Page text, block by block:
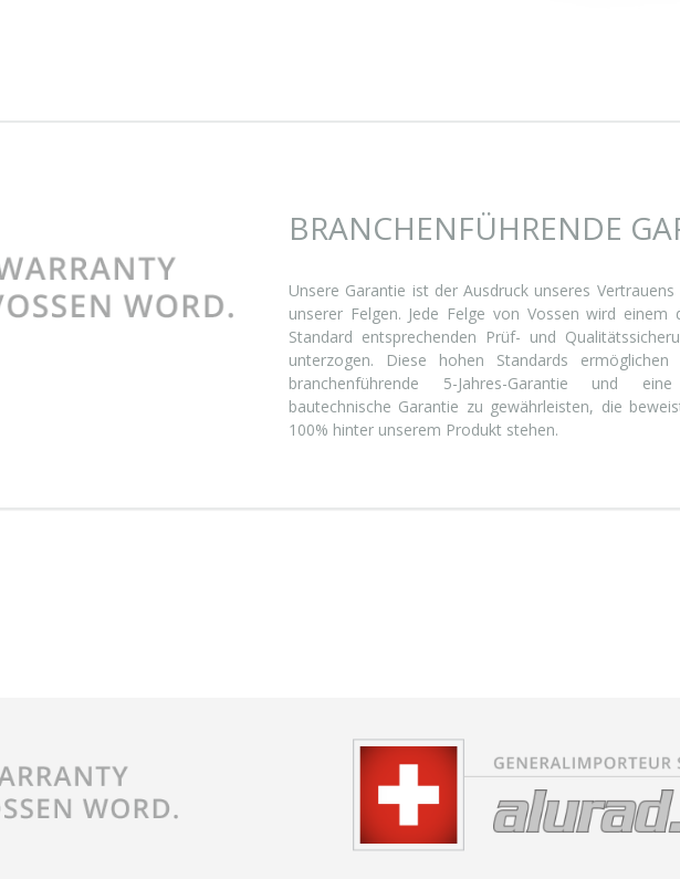
BRANCHENFÜHRENDE
Unsere Garantie ist der Ausdruck unseres
unserer Felgen. Jede Felge von Vossen wird einem
Standard entsprechenden Prüf- und
unterzogen. Diese hohen Standards
branchenführende 5-Jahres-Garantie und
bautechnische Garantie zu gewährleisten, die
100% hinter unserem Produkt stehen.